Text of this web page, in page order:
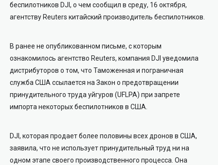
беспилотников DJI, о чем сообщил в среду, 16 октября,
агентству Reuters китайский производитель беспилотников.
В ранее не опубликованном письме, с которым
ознакомилось агентство Reuters, компания DJI уведомила
дистрибуторов о том, что Таможенная и пограничная
служба США ссылается на Закон о предотвращении
принудительного труда уйгуров (UFLPA) при запрете
импорта некоторых беспилотников в США.
DJI, которая продает более половины всех дронов в США,
заявила, что не использует принудительный труд ни на
одном этапе своего производственного процесса. Она